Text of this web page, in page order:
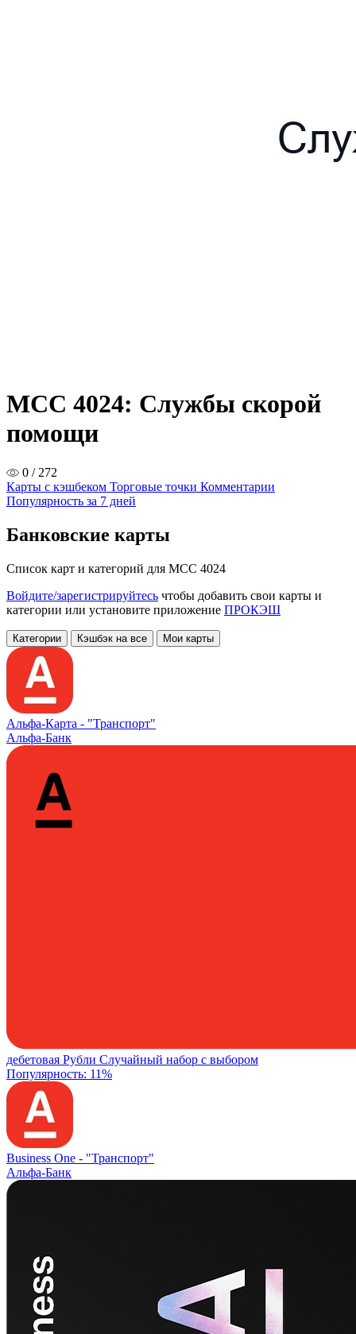
MCC 4024: Службы скорой
помощи
0 / 272
Карты с кэшбеком Торговые точки Комментарии
Популярность за 7 дней
Банковские карты
Список карт и категорий для MCC 4024
Войдите/зарегистрируйтесь чтобы добавить свои карты и
категории или установите приложение ПРОКЭШ
Категории Кэшбэк на все Мои карты
Альфа‑Карта - "Транспорт"
Альфа-Банк
дебетовая Рубли Случайный набор с выбором
Популярность: 11%
Business One - "Транспорт"
Альфа-Банк